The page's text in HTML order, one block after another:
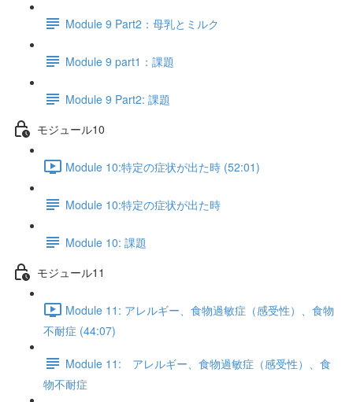
Module 9 Part2：母乳とミルク
Module 9 part1：課題
Module 9 Part2: 課題
モジュール10
Module 10:特定の症状が出た時 (52:01)
Module 10:特定の症状が出た時
Module 10: 課題
モジュール11
Module 11: アレルギー、食物過敏症（感受性）、食物
不耐症 (44:07)
Module 11: アレルギー、食物過敏症（感受性）、食
物不耐症